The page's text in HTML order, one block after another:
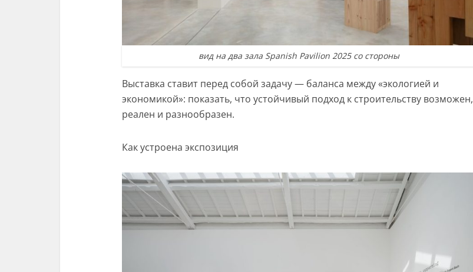
вид на два зала Spanish Pavilion 2025 со стороны
Выставка ставит перед собой задачу — баланса между «экологией и
экономикой»: показать, что устойчивый подход к строительству возможен,
реален и разнообразен.
Как устроена экспозиция